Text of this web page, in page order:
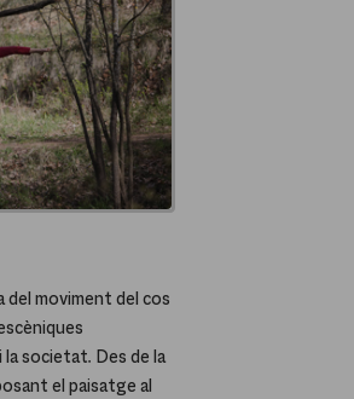
del moviment del cos
la societat. Des de la
el paisatge al